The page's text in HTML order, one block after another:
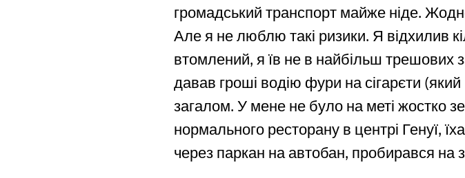
громадський транспорт майже ніде.
Але я не люблю такі ризики. Я відхилив
втомлений, я їв не в найбільш трешових
давав гроші водію фури на сігарєти
загалом. У мене не було на меті жостко
нормального ресторану в центрі Генуї,
через паркан на автобан, пробирався на